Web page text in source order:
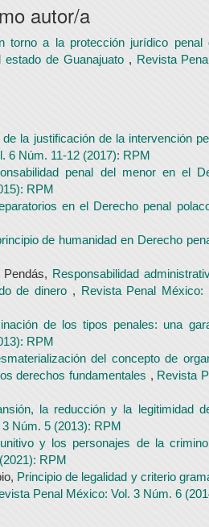
autor/a
torno a la protección jurídico penal
de Guanajuato , Revista
la justificación de la intervención
6 Núm. 11-12 (2017): RPM
penal del menor en el
RPM
en el Derecho penal
de humanidad en Derecho
Responsabilidad
de dinero , Revista Penal
de los tipos penales: una
RPM
del concepto de
derechos fundamentales , Revista
la reducción y la legitimidad
Núm. 5 (2013): RPM
y los personajes de la
RPM
Principio de legalidad y criterio
Penal México: Vol. 3 Núm. 6